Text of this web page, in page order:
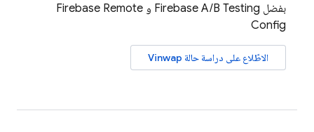
بفضل Firebase A/B Testing و Firebase Remote
Config
الاطّلاع على دراسة حالة Vinwap